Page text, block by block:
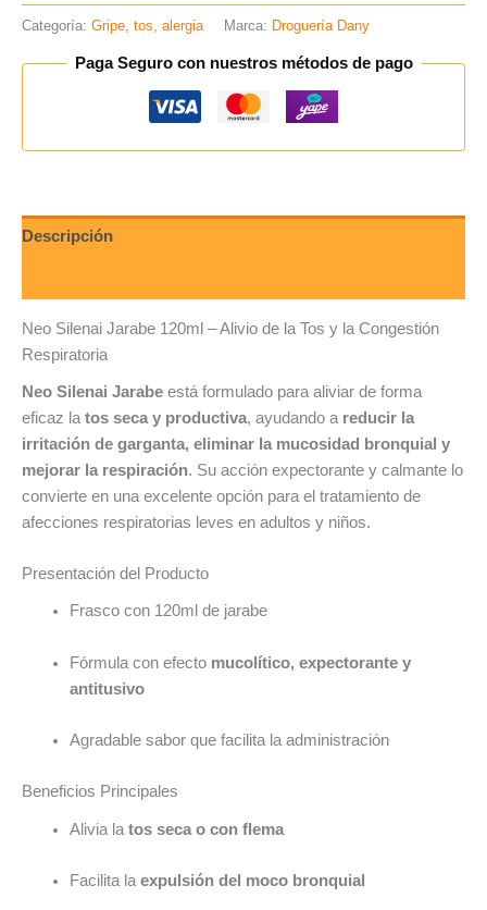
Categoría: Gripe, tos, alergia Marca: Droguería Dany
Paga Seguro con nuestros métodos de pago
Descripción
Neo Silenai Jarabe 120ml – Alivio de la Tos y la Congestión
Respiratoria
Neo Silenai Jarabe está formulado para aliviar de forma
eficaz la tos seca y productiva, ayudando a reducir la
irritación de garganta, eliminar la mucosidad bronquial y
mejorar la respiración. Su acción expectorante y calmante lo
convierte en una excelente opción para el tratamiento de
afecciones respiratorias leves en adultos y niños.
Presentación del Producto
Frasco con 120ml de jarabe
Fórmula con efecto mucolítico, expectorante y
antitusivo
Agradable sabor que facilita la administración
Beneficios Principales
Alivia la tos seca o con flema
Facilita la expulsión del moco bronquial